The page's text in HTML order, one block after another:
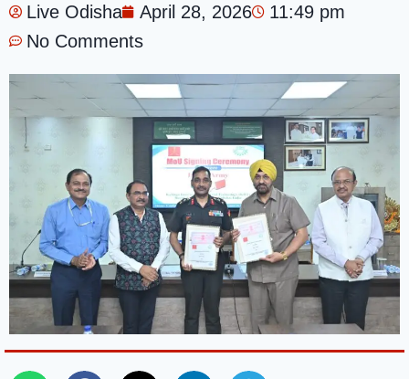
Live Odisha April 28, 2026
11:49 pm
No Comments